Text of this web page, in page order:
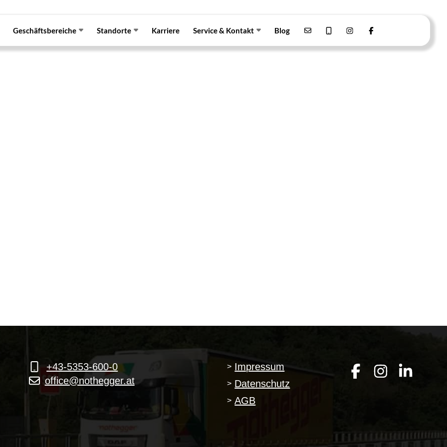
Geschäftsbereiche Standorte Karriere Service & Kontakt Blog
+43-5353-600-0
office@nothegger.at
> Impressum
> Datenschutz
> AGB